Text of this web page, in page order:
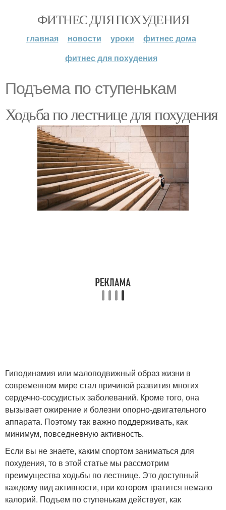
ФИТНЕС ДЛЯ ПОХУДЕНИЯ
главная новости уроки
фитнес дома
фитнес для похудения
Подъема по ступенькам
Ходьба по лестнице для похудения
Гиподинамия или малоподвижный образ жизни в
современном мире стал причиной развития многих
сердечно-сосудистых заболеваний. Кроме того, она
вызывает ожирение и болезни опорно-двигательного
аппарата. Поэтому так важно поддерживать, как
минимум, повседневную активность.
Если вы не знаете, каким спортом заниматься для
похудения, то в этой статье мы рассмотрим
преимущества ходьбы по лестнице. Это доступный
каждому вид активности, при котором тратится немало
калорий. Подъем по ступенькам действует, как